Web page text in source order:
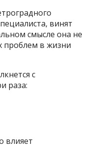
винят
смысле она не
проблем в жизни
с
раза:
влияет